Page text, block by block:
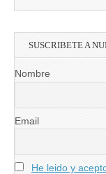
SUSCRIBETE A
Nombre
Email
He leido y